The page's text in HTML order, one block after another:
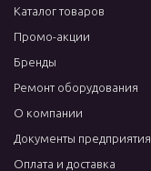
Каталог товаров
Промо-акции
Бренды
Ремонт оборудования
О компании
Документы предприятия
Оплата и доставка